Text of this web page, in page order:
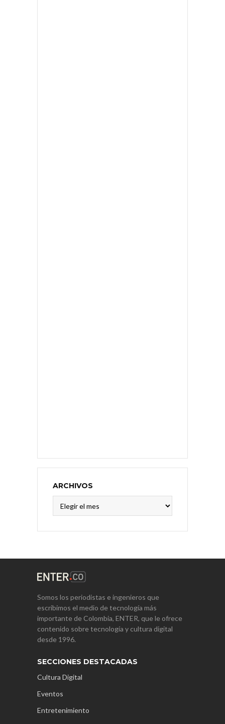
ARCHIVOS
Somos los periodistas e ingenieros que
escribimos el medio de tecnología más
importante de Colombia, ENTER, que le ofrece
contenido sobre tecnología y cultura digital
desde 1996.
SECCIONES DESTACADAS
Cultura Digital
Eventos
Entretenimiento